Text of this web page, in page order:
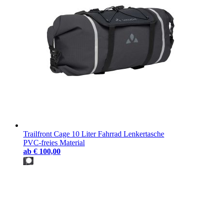
Trailfront Cage 10 Liter Fahrrad Lenkertasche
PVC-freies Material
ab € 100,00